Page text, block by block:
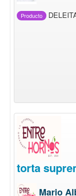
Producto
torta
Mario